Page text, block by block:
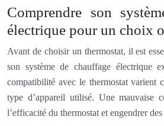
Comprendre son
électrique pour un choix
Avant de choisir un thermostat, il est
son système de chauffage électrique
compatibilité avec le thermostat varient
type d’appareil utilisé. Une mauvaise
l’efficacité du thermostat et engendrer